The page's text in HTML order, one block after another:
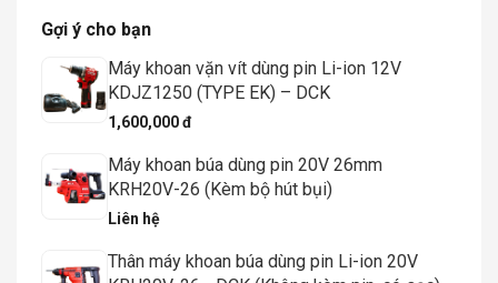
Gợi ý cho bạn
Máy khoan vặn vít dùng pin Li-ion 12V
KDJZ1250 (TYPE EK) – DCK
1,600,000 đ
Máy khoan búa dùng pin 20V 26mm
KRH20V-26 (Kèm bộ hút bụi)
Liên hệ
Thân máy khoan búa dùng pin Li-ion 20V